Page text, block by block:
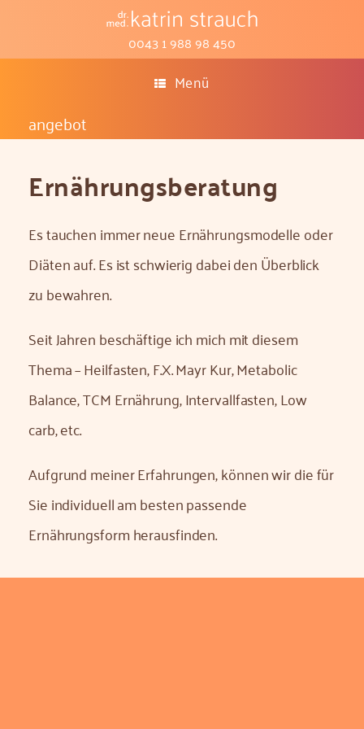
0043 1 988 98 450
Menü
Ernährungs­beratung
Es tauchen immer neue Ernährungsmodelle oder
Diäten auf. Es ist schwierig dabei den Überblick
zu bewahren.
Seit Jahren beschäftige ich mich mit diesem
Thema – Heilfasten, F.X. Mayr Kur, Metabolic
Balance, TCM Ernährung, Intervallfasten, Low
carb, etc.
Aufgrund meiner Erfahrungen, können wir die für
Sie individuell am besten passende
Ernährungsform herausfinden.